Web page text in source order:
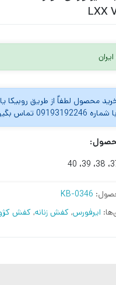
LXX
محصول لطفاٌ از طریق روبیکا
تماس بگیرید.
40
KB-0346
ایرفورس, کفش زنانه, کفش